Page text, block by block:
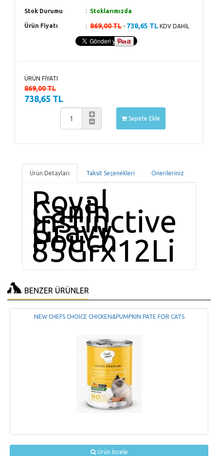
Stok Durumu Stoklarımızda
Ürün Fiyatı 869,00 TL - 738,65 TL KDV DAHİL
ÜRÜN FİYATI
869,00 TL
738,65 TL
Sepete Ekle
Ürün Detayları Taksit Seçenekleri Önerileriniz
Royal
Canin
İnstinctive
Gravy
Pouch
85Grx12Li
BENZER ÜRÜNLER
NEW CHEFS CHOICE CHICKEN&PUMPKIN PATE FOR CATS
Ürün İncele